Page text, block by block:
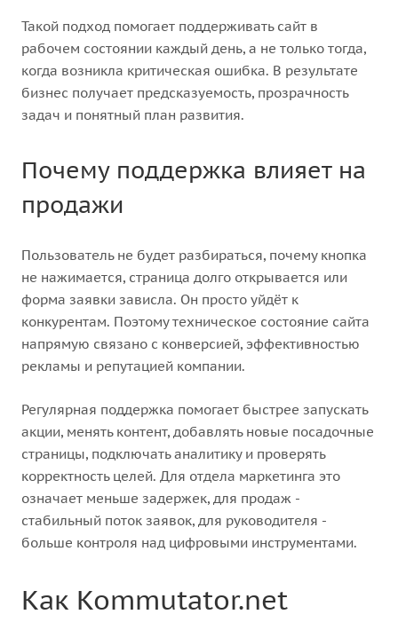
Такой подход помогает поддерживать сайт в
рабочем состоянии каждый день, а не только тогда,
когда возникла критическая ошибка. В результате
бизнес получает предсказуемость, прозрачность
задач и понятный план развития.
Почему поддержка влияет на
продажи
Пользователь не будет разбираться, почему кнопка
не нажимается, страница долго открывается или
форма заявки зависла. Он просто уйдёт к
конкурентам. Поэтому техническое состояние сайта
напрямую связано с конверсией, эффективностью
рекламы и репутацией компании.
Регулярная поддержка помогает быстрее запускать
акции, менять контент, добавлять новые посадочные
страницы, подключать аналитику и проверять
корректность целей. Для отдела маркетинга это
означает меньше задержек, для продаж -
стабильный поток заявок, для руководителя -
больше контроля над цифровыми инструментами.
Как Kommutator.net